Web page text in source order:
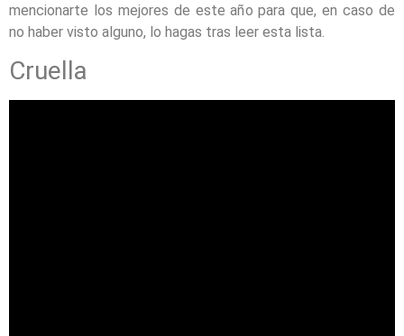
mencionarte los mejores de este año para que, en caso de
no haber visto alguno, lo hagas tras leer esta lista.
Cruella